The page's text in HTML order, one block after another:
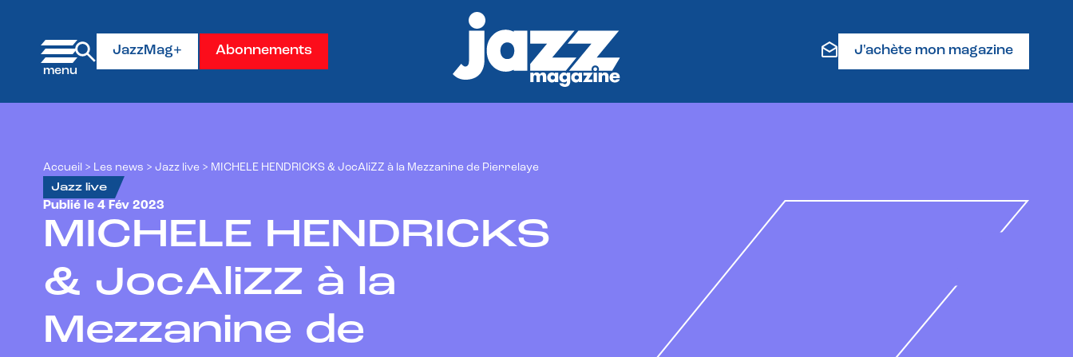
JazzMag+ Abonnements J'achète mon magazine
Accueil > Les news > Jazz live > MICHELE HENDRICKS & JocAliZZ à la Mezzanine de Pierrelaye
Jazz live
Publié le 4 Fév 2023
MICHELE HENDRICKS
& JocAliZZ à la
Mezzanine de